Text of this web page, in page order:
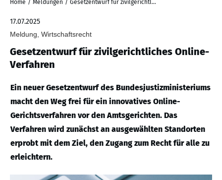
Home / Meldungen / Gesetzentwurf für zivilgerichtliches Online-Verfahren
17.07.2025
Meldung, Wirtschaftsrecht
Gesetzentwurf für zivilgerichtliches Online-
Verfahren
Ein neuer Gesetzentwurf des Bundesjustizministeriums
macht den Weg frei für ein innovatives Online-
Gerichtsverfahren vor den Amtsgerichten. Das
Verfahren wird zunächst an ausgewählten Standorten
erprobt mit dem Ziel, den Zugang zum Recht für alle zu
erleichtern.